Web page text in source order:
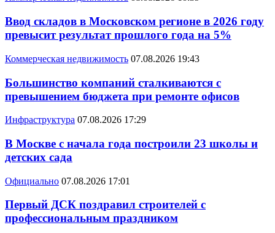
Ввод складов в Московском регионе в 2026 году
превысит результат прошлого года на 5%
Коммерческая недвижимость 07.08.2026 19:43
Большинство компаний сталкиваются с
превышением бюджета при ремонте офисов
Инфраструктура 07.08.2026 17:29
В Москве с начала года построили 23 школы и
детских сада
Официально 07.08.2026 17:01
Первый ДСК поздравил строителей с
профессиональным праздником